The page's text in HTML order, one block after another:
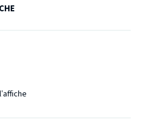
des rythmes et du